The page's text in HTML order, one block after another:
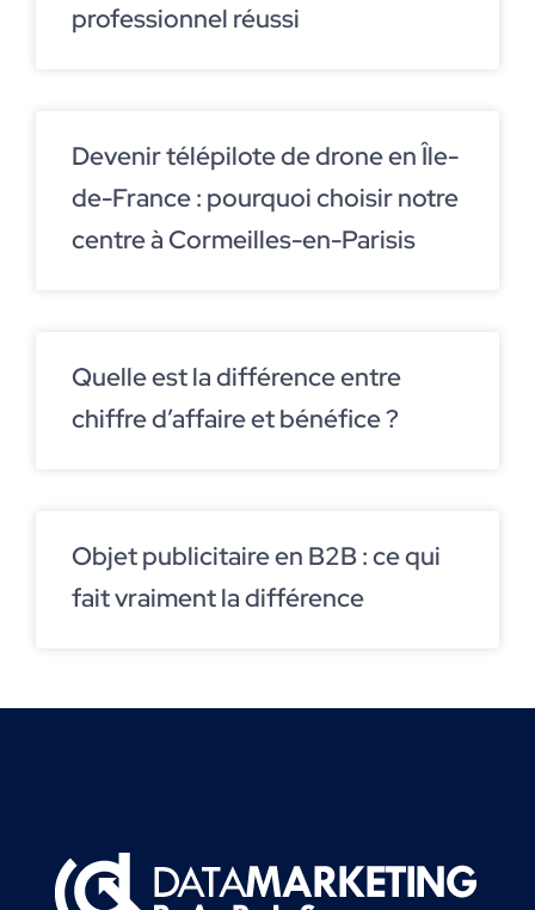
professionnel réussi
Devenir télépilote de drone en Île-
de-France : pourquoi choisir notre
centre à Cormeilles-en-Parisis
Quelle est la différence entre
chiffre d’affaire et bénéfice ?
Objet publicitaire en B2B : ce qui
fait vraiment la différence